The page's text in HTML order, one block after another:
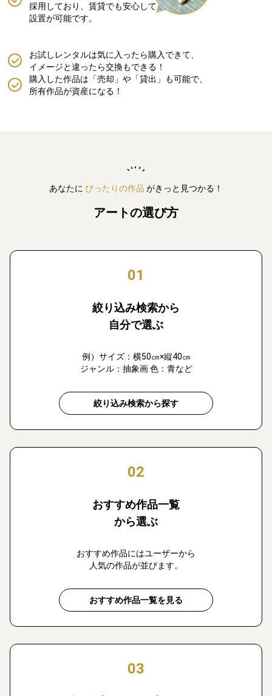
採用しており、賃貸でも安心して
設置が可能です。
購入した作品は「売却」や「貸出」も可能で、
所有作品が資産になる！
お試しレンタルは気に入ったら購入できて、
イメージと違ったら交換もできる！
あなたに ぴったりの作品 がきっと見つかる！
アートの選び方
01
絞り込み検索から
自分で選ぶ
例）サイズ：横50㎝×縦40㎝
ジャンル：抽象画 色：青など
絞り込み検索から探す
02
おすすめ作品一覧
から選ぶ
おすすめ作品にはユーザーから
人気の作品が並びます。
おすすめ作品一覧を見る
03